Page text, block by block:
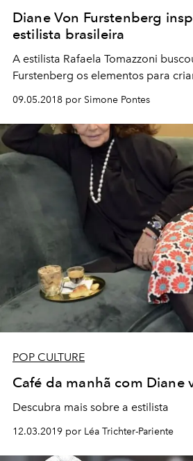
Diane Von Furstenberg
estilista brasileira
A estilista Rafaela Tomazzoni
Furstenberg os elementos para
09.05.2018 por Simone Pontes
POP CULTURE
Café da manhã com Diane
Descubra mais sobre a estilista
12.03.2019 por Léa Trichter-Pariente